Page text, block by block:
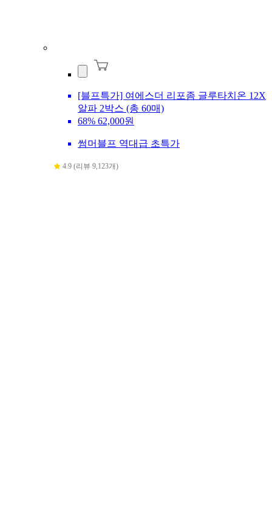
[블프특가] 여에스더 리포좀 글루타치온 12X
알파 2박스 (총 60매)
68% 62,000원
썸머블프 역대급 초특가
4.9 (리뷰 9,123개)